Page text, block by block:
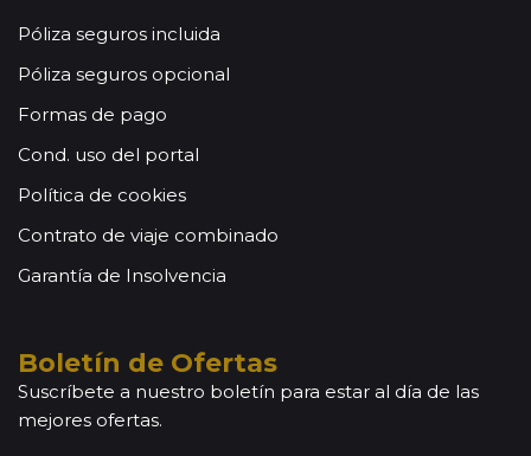
Póliza seguros incluida
Póliza seguros opcional
Formas de pago
Cond. uso del portal
Política de cookies
Contrato de viaje combinado
Garantía de Insolvencia
Boletín de Ofertas
Suscríbete a nuestro boletín para estar al día de las
mejores ofertas.